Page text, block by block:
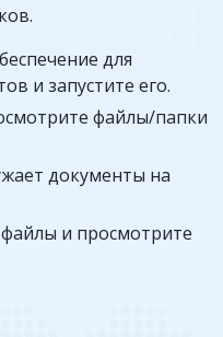
для
и запустите его.
файлы/папки
документы на
и просмотрите